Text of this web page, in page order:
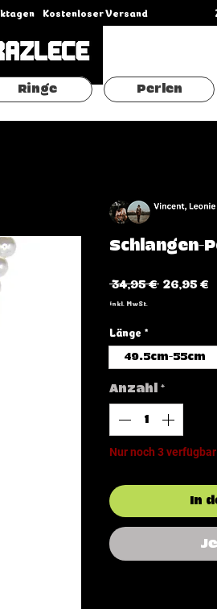
Ringe Perlen
Schlangen-
34,95 € 26,95 €
inkl. MwSt.
Länge *
49.5cm-55cm
Anzahl *
Nur noch 3 verfügbar
In